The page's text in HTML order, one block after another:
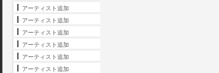
アーティスト追加
アーティスト追加
アーティスト追加
アーティスト追加
アーティスト追加
アーティスト追加